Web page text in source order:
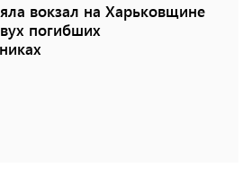
вокзал на Харьковщине
погибших